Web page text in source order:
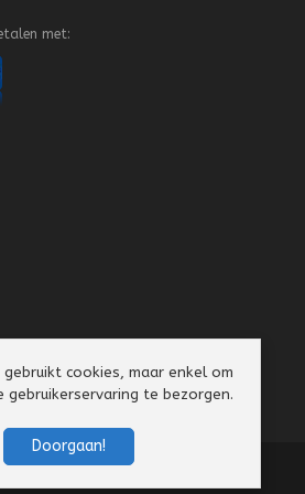
met:
cookies, maar enkel om
gebruikerservaring te bezorgen.
Doorgaan!